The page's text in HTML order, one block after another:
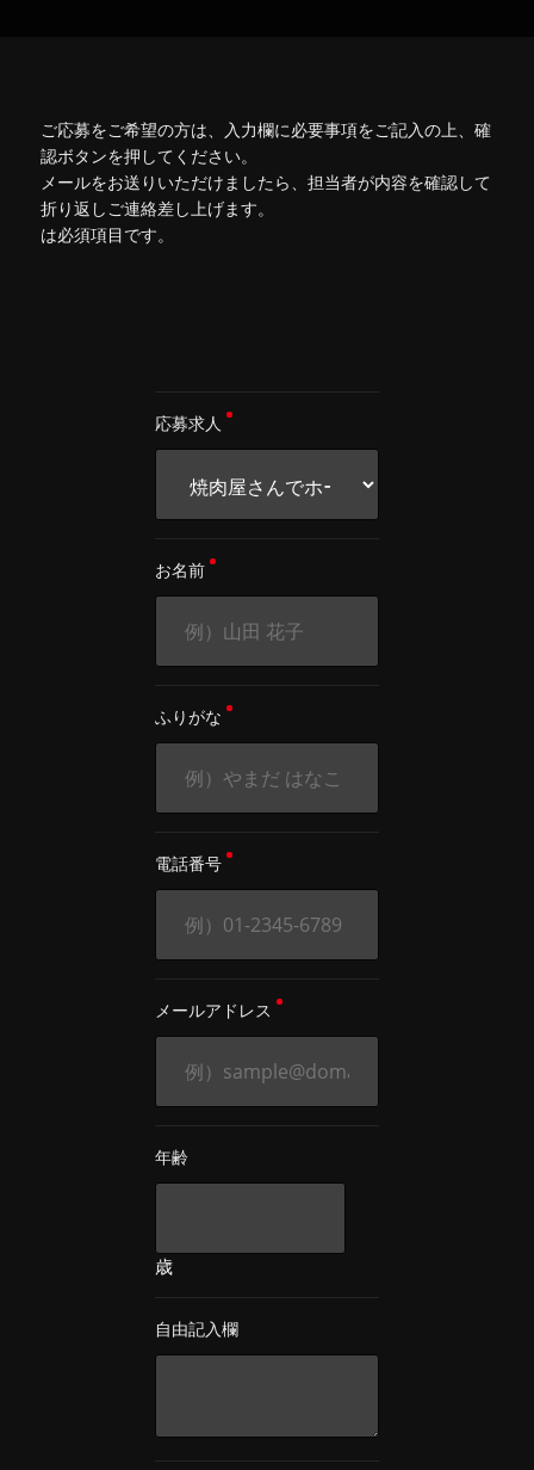
ご応募をご希望の方は、入力欄に必要事項をご記入の上、確
認ボタンを押してください。
メールをお送りいただけましたら、担当者が内容を確認して
折り返しご連絡差し上げます。
は必須項目です。
応募求人
お名前
ふりがな
電話番号
メールアドレス
年齢
歳
自由記入欄